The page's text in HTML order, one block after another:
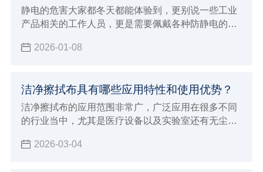
静电的危害大家都冬天都能体验到，更别说一些工业
产品相关的工作人员，更是需要佩戴各种防静电的护
到防静电，很多小伙伴也会想知道防静电手环对人体
2026-01-08
洁净擦拭布具有哪些应用特性和使用优势？
洁净擦拭布的应用范围非常广，广泛应用在很多不同
的行业当中，尤其是医疗设备以及实验室还有无尘车
以才会在一些重要的行业领域当中进行使用，能够让
2026-03-04